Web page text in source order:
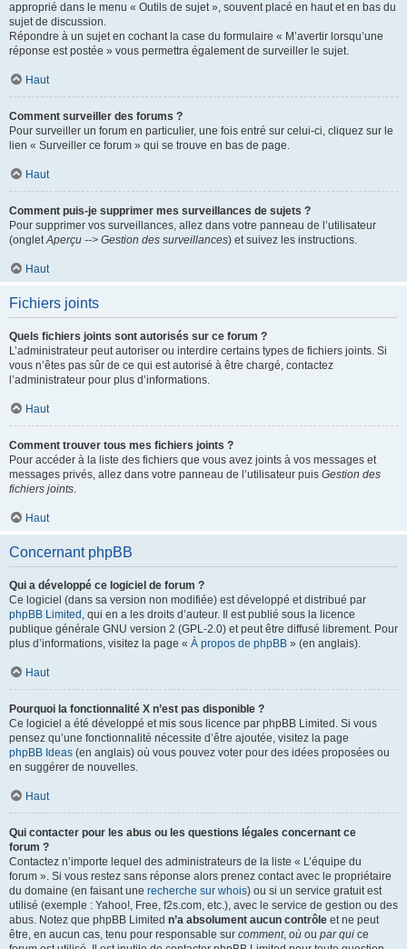
approprié dans le menu « Outils de sujet », souvent placé en haut et en bas du
sujet de discussion.
Répondre à un sujet en cochant la case du formulaire « M’avertir lorsqu’une
réponse est postée » vous permettra également de surveiller le sujet.
Haut
Comment surveiller des forums ?
Pour surveiller un forum en particulier, une fois entré sur celui-ci, cliquez sur le
lien « Surveiller ce forum » qui se trouve en bas de page.
Haut
Comment puis-je supprimer mes surveillances de sujets ?
Pour supprimer vos surveillances, allez dans votre panneau de l’utilisateur
(ongletAperçu --> Gestion des surveillances) et suivez les instructions.
Haut
Fichiers joints
Quels fichiers joints sont autorisés sur ce forum ?
L’administrateur peut autoriser ou interdire certains types de fichiers joints. Si
vous n’êtes pas sûr de ce qui est autorisé à être chargé, contactez
l’administrateur pour plus d’informations.
Haut
Comment trouver tous mes fichiers joints ?
Pour accéder à la liste des fichiers que vous avez joints à vos messages et
messages privés, allez dans votre panneau de l’utilisateur puis Gestion des
fichiers joints.
Haut
Concernant phpBB
Qui a développé ce logiciel de forum ?
Ce logiciel (dans sa version non modifiée) est développé et distribué par
phpBB Limited , qui en a les droits d’auteur. Il est publié sous la licence
publique générale GNU version 2 (GPL-2.0) et peut être diffusé librement. Pour
plus d’informations, visitez la page « À propos de phpBB » (en anglais).
Haut
Pourquoi la fonctionnalité X n’est pas disponible ?
Ce logiciel a été développé et mis sous licence par phpBB Limited. Si vous
pensez qu’une fonctionnalité nécessite d’être ajoutée, visitez la page
phpBB Ideas (en anglais) où vous pouvez voter pour des idées proposées ou
en suggérer de nouvelles.
Haut
Qui contacter pour les abus ou les questions légales concernant ce
forum ?
Contactez n’importe lequel des administrateurs de la liste « L’équipe du
forum ». Si vous restez sans réponse alors prenez contact avec le propriétaire
du domaine (en faisant une recherche sur whois) ou si un service gratuit est
utilisé (exemple : Yahoo!, Free, f2s.com, etc.), avec le service de gestion ou des
abus. Notez que phpBB Limited n’a absolument aucun contrôle et ne peut
être, en aucun cas, tenu pour responsable sur comment, où ou par qui ce